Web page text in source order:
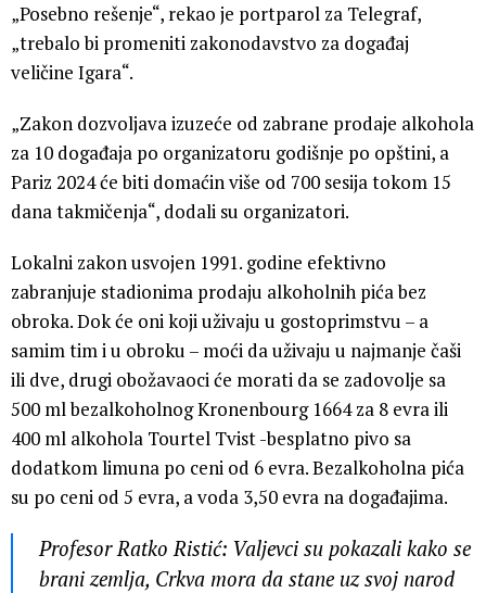
„Posebno rešenje“, rekao je portparol za Telegraf,
„trebalo bi promeniti zakonodavstvo za događaj
veličine Igara“.
„Zakon dozvoljava izuzeće od zabrane prodaje alkohola
za 10 događaja po organizatoru godišnje po opštini, a
Pariz 2024 će biti domaćin više od 700 sesija tokom 15
dana takmičenja“, dodali su organizatori.
Lokalni zakon usvojen 1991. godine efektivno
zabranjuje stadionima prodaju alkoholnih pića bez
obroka. Dok će oni koji uživaju u gostoprimstvu – a
samim tim i u obroku – moći da uživaju u najmanje čaši
ili dve, drugi obožavaoci će morati da se zadovolje sa
500 ml bezalkoholnog Kronenbourg 1664 za 8 evra ili
400 ml alkohola Tourtel Tvist -besplatno pivo sa
dodatkom limuna po ceni od 6 evra. Bezalkoholna pića
su po ceni od 5 evra, a voda 3,50 evra na događajima.
Profesor Ratko Ristić: Valjevci su pokazali kako se
brani zemlja, Crkva mora da stane uz svoj narod